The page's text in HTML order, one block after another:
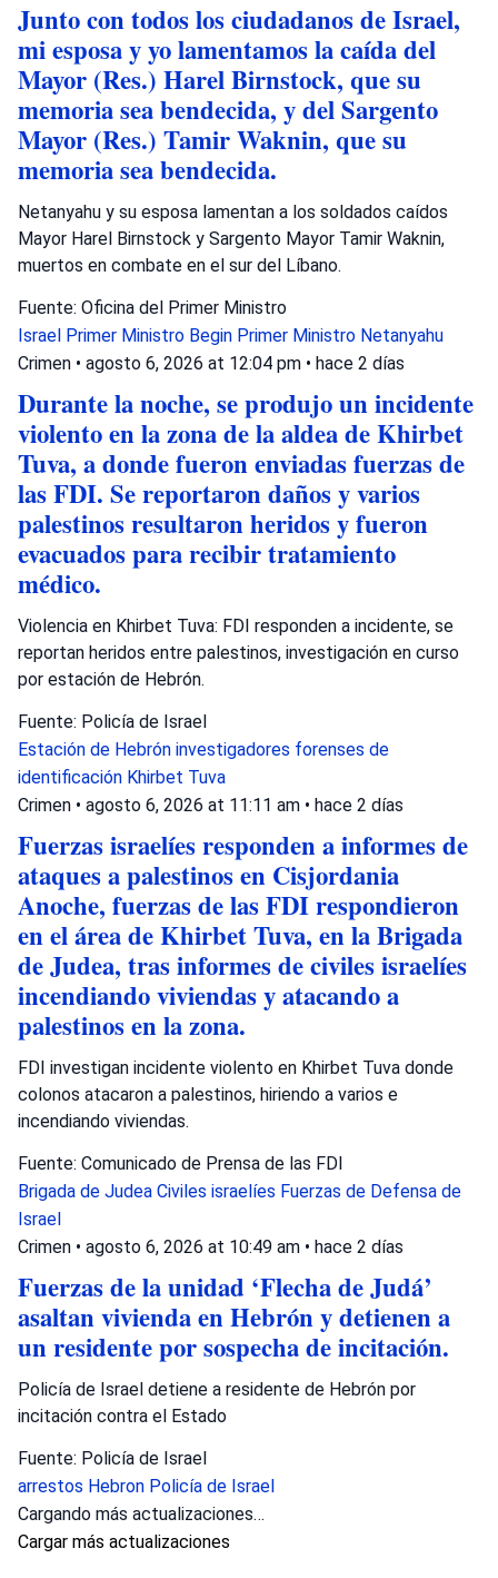
Junto con todos los ciudadanos de Israel,
mi esposa y yo lamentamos la caída del
Mayor (Res.) Harel Birnstock, que su
memoria sea bendecida, y del Sargento
Mayor (Res.) Tamir Waknin, que su
memoria sea bendecida.
Netanyahu y su esposa lamentan a los soldados caídos
Mayor Harel Birnstock y Sargento Mayor Tamir Waknin,
muertos en combate en el sur del Líbano.
Fuente: Oficina del Primer Ministro
Israel Primer Ministro Begin Primer Ministro Netanyahu
Crimen • agosto 6, 2026 at 12:04 pm • hace 2 días
Durante la noche, se produjo un incidente
violento en la zona de la aldea de Khirbet
Tuva, a donde fueron enviadas fuerzas de
las FDI. Se reportaron daños y varios
palestinos resultaron heridos y fueron
evacuados para recibir tratamiento
médico.
Violencia en Khirbet Tuva: FDI responden a incidente, se
reportan heridos entre palestinos, investigación en curso
por estación de Hebrón.
Fuente: Policía de Israel
Estación de Hebrón investigadores forenses de
identificación Khirbet Tuva
Crimen • agosto 6, 2026 at 11:11 am • hace 2 días
Fuerzas israelíes responden a informes de
ataques a palestinos en Cisjordania
Anoche, fuerzas de las FDI respondieron
en el área de Khirbet Tuva, en la Brigada
de Judea, tras informes de civiles israelíes
incendiando viviendas y atacando a
palestinos en la zona.
FDI investigan incidente violento en Khirbet Tuva donde
colonos atacaron a palestinos, hiriendo a varios e
incendiando viviendas.
Fuente: Comunicado de Prensa de las FDI
Brigada de Judea Civiles israelíes Fuerzas de Defensa de
Israel
Crimen • agosto 6, 2026 at 10:49 am • hace 2 días
Fuerzas de la unidad ‘Flecha de Judá’
asaltan vivienda en Hebrón y detienen a
un residente por sospecha de incitación.
Policía de Israel detiene a residente de Hebrón por
incitación contra el Estado
Fuente: Policía de Israel
arrestos Hebron Policía de Israel
Cargando más actualizaciones…
Cargar más actualizaciones